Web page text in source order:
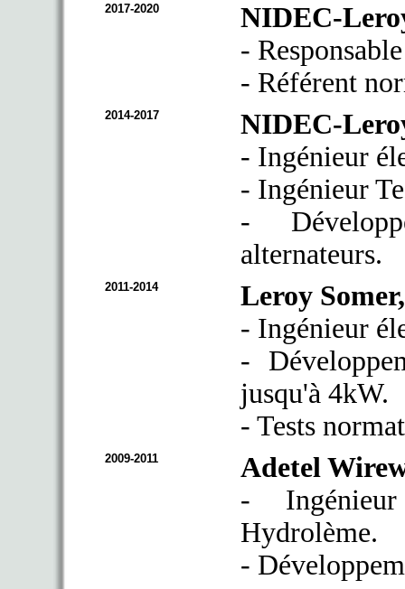
2017-2020
NIDEC-
-
- Référent
2014-2017
NIDEC-
- Ingénieur
- Ingénieur
-
alternateurs.
2011-2014
Leroy
- Ingénieur
-
jusqu'à 4kW.
- Tests
2009-2011
Adetel
-
Hydrolème.
-